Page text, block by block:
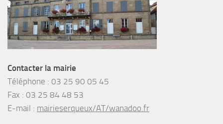
Contacter la mairie
Téléphone : 03 25 90 05 45
Fax : 03 25 84 48 53
E-mail : mairieserqueux/AT/wanadoo.fr